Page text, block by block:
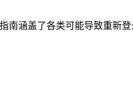
南涵盖了各类可能导致重新